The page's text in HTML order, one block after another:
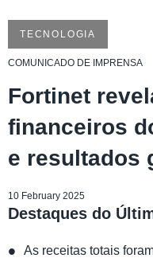
TECNOLOGIA
COMUNICADO DE IMPRENSA
Fortinet
financeiros
e resultados
10 February 2025
Destaques do
As receitas totais